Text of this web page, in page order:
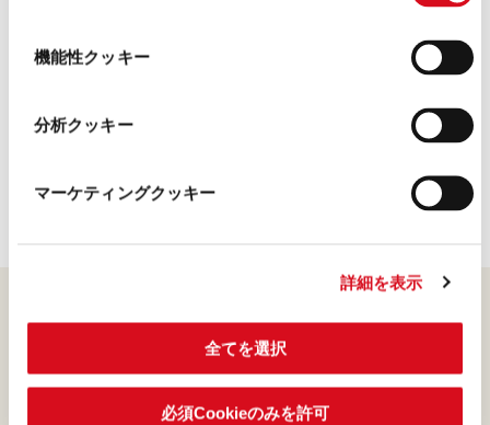
機能性クッキー
分析クッキー
マーケティングクッキー
詳細を表示
全てを選択
必須Cookieのみを許可
リミ社からは数キロしか離れていないため、長距離の
移動を削減することができます。この戦略的なロケー
ションはロアカーの持続可能性へのこだわりをさらに
証明しています。
人、環境、そして品質に対する私たちの責任と